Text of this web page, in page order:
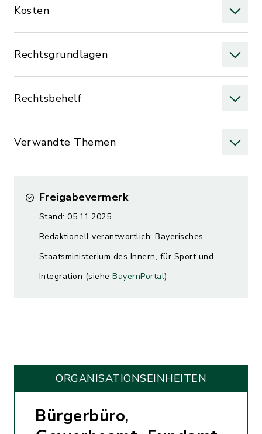
Kosten
Rechtsgrundlagen
Rechtsbehelf
Verwandte Themen
Freigabevermerk
Stand: 05.11.2025
Redaktionell verantwortlich: Bayerisches
Staatsministerium des Innern, für Sport und
Integration (siehe BayernPortal)
ORGANISATIONS­EINHEITEN
Bürgerbüro,